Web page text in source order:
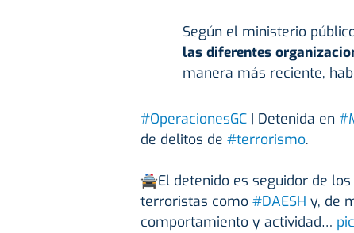
Según el ministerio
las diferentes
manera más reciente,
#OperacionesGC | Detenida en
de delitos de #terrorismo.
🚔El detenido es seguidor de
terroristas como #DAESH y, de
comportamiento y actividad…